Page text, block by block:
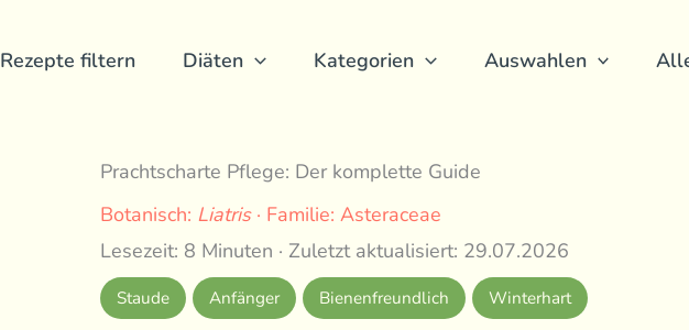
Rezepte filtern Diäten Kategorien Auswahlen
Prachtscharte Pflege: Der komplette Guide
Botanisch: Liatris· Familie: Asteraceae
Lesezeit: 8 Minuten · Zuletzt aktualisiert: 29.07.2026
Staude Anfänger Bienenfreundlich Winterhart